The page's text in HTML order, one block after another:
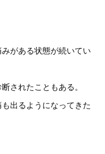
がある状態が続いてい
されたこともある。
出るようになってきた